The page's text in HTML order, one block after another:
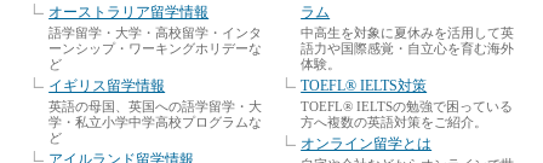
オーストラリア留学情報
語学留学・大学・高校留学・インタ
ーンシップ・ワーキングホリデーな
ど
イギリス留学情報
英語の母国、英国への語学留学・大
学・私立小学中学高校プログラムな
ど
ラム
中高生を対象に夏休みを活用して英
語力や国際感覚・自立心を育む海外
体験。
TOEFL® IELTS対策
TOEFL® IELTSの勉強で困っている
方へ複数の英語対策をご紹介。
オンライン留学とは